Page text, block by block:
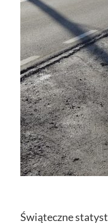
Świąteczne